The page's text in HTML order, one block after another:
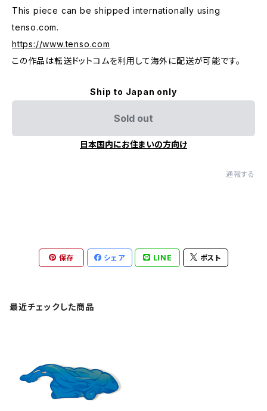
This piece can be shipped internationally using
tenso.com.
https://www.tenso.com
この作品は転送ドットコムを利用して海外に配送が可能です。
Ship to Japan only
Sold out
日本国内にお住まいの方向け
通報する
保存 シェア LINE ポスト
最近チェックした商品